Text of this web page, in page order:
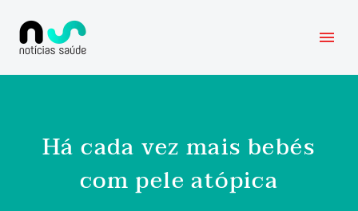
Há cada vez mais bebés
com pele atópica